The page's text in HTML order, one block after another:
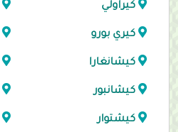
كيراولي
كيري بورو
كيشانغارا
كيشانبور
كيشتوار